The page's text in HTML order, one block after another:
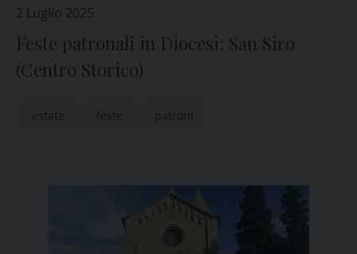
2 Luglio 2025
Feste patronali in Diocesi: San Siro
(Centro Storico)
estate feste patroni